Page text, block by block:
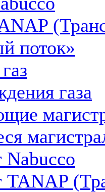
поток»
газа
Nabucco
TANAP